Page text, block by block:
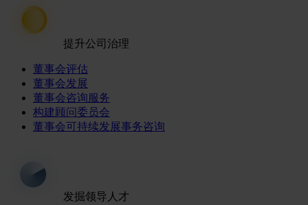
提升公司治理
董事会评估
董事会发展
董事会咨询服务
构建顾问委员会
董事会可持续发展事务咨询
发掘领导人才